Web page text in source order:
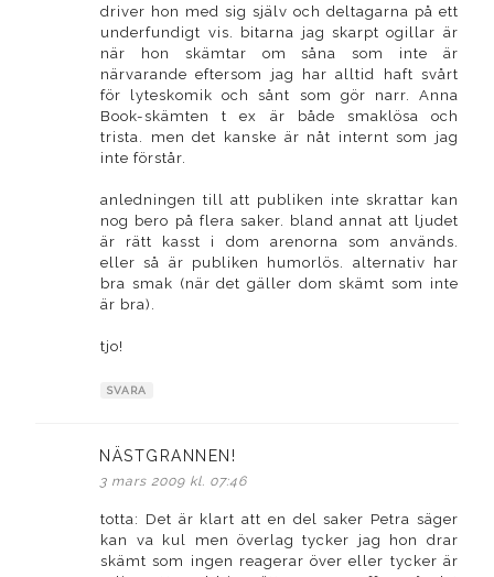
driver hon med sig själv och deltagarna på ett
underfundigt vis. bitarna jag skarpt ogillar är
när hon skämtar om såna som inte är
närvarande eftersom jag har alltid haft svårt
för lyteskomik och sånt som gör narr. Anna
Book-skämten t ex är både smaklösa och
trista. men det kanske är nåt internt som jag
inte förstår.
anledningen till att publiken inte skrattar kan
nog bero på flera saker. bland annat att ljudet
är rätt kasst i dom arenorna som används.
eller så är publiken humorlös. alternativ har
bra smak (när det gäller dom skämt som inte
är bra).
tjo!
SVARA
NÄSTGRANNEN!
3 mars 2009 kl. 07:46
totta: Det är klart att en del saker Petra säger
kan va kul men överlag tycker jag hon drar
skämt som ingen reagerar över eller tycker är